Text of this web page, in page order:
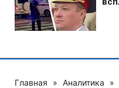
Главная » Аналитика »